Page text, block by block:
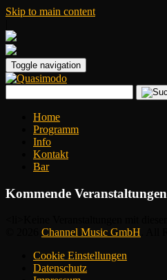
Skip to main content
Toggle navigation
Home
Programm
Info
Kontakt
Bar
Kommende Veranstaltungen
Channel Music GmbH
Cookie Einstellungen
Datenschutz